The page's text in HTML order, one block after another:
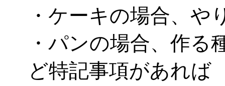
・ケーキの場合、や
・パンの場合、作る
ど特記事項があれば